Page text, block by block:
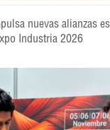
nuevas alianzas
Industria 2026